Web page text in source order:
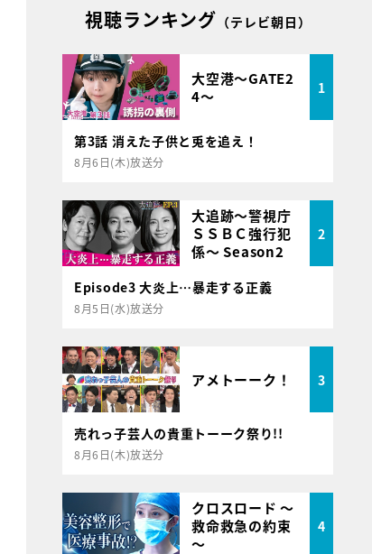
視聴ランキング （テレビ朝日）
大空港～GATE2
4～
1
第3話 消えた子供と兎を追え！
8月6日(木)放送分
大追跡～警視庁
ＳＳＢＣ強行犯
係～ Season2
2
Episode3 大炎上…暴走する正義
8月5日(水)放送分
アメトーーク！ 3
売れっ子芸人の貴重トーーク祭り!!
8月6日(木)放送分
クロスロード ～
救命救急の約束
～
4